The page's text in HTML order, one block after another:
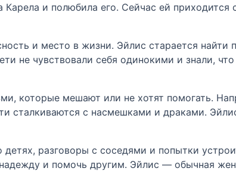
и полюбила его. Сейчас ей приходится
и место в жизни. Эйлис старается
не чувствовали себя одинокими и знали,
которые мешают или не хотят помогать.
сталкиваются с насмешками и драками.
разговоры с соседями и попытки
и помочь другим. Эйлис — обычная